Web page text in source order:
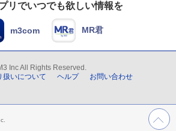
リでいつでも欲しい情報を
m3com MR君
Inc All Rights Reserved.
扱いについて ヘルプ
お問い合わせ